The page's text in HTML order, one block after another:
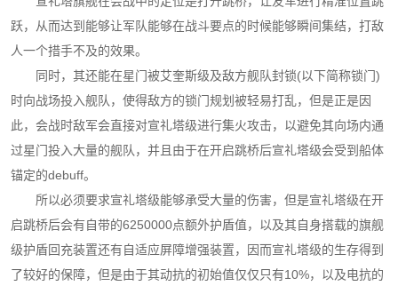
跃，从而达到能够让军队能够在战斗要点的时候能够瞬间集结，打敌
人一个措手不及的效果。
同时，其还能在星门被艾奎斯级及敌方舰队封锁(以下简称锁门)
时向战场投入舰队，使得敌方的锁门规划被轻易打乱，但是正是因
此，会战时敌军会直接对宣礼塔级进行集火攻击，以避免其向场内通
过星门投入大量的舰队，并且由于在开启跳桥后宣礼塔级会受到船体
锚定的debuff。
所以必须要求宣礼塔级能够承受大量的伤害，但是宣礼塔级在开
启跳桥后会有自带的6250000点额外护盾值，以及其自身搭载的旗舰
级护盾回充装置还有自适应屏障增强装置，因而宣礼塔级的生存得到
了较好的保障，但是由于其动抗的初始值仅仅只有10%，以及电抗的